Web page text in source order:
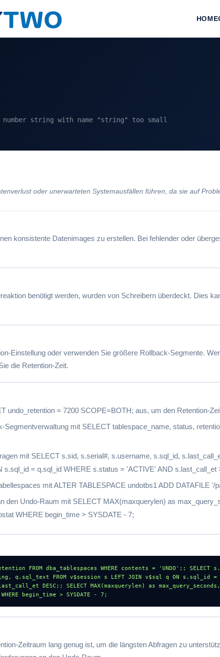
HOME
string with name "string" too small
oder unerwarteten Systemausfällen führen, da sie auf
konsistente Datenimages zu erstellen. Bei fehlender oder
benötigt werden, wurden von Schreibern überdeckt. Dies
Einstellung oder verwenden Sie größere Rollback-Segmente.
die Retention-Zeit.
undo_retention = 7200 SCOPE=BOTH; aus, um den Retention-
Segmentverwaltung mit SELECT tablespace_name, status,
mit SELECT s.sid, s.serial#, s.username, s.sql_id,
= q.sql_id WHERE s.status = 'ACTIVE' AND
mit ALTER TABLESPACE undotbs1 ADD DATAFILE
den Undo-Raum mit SELECT MAX(maxquerylen) as
WHERE begin_time > SYSDATE - 7;
FROM dba_tablespaces WHERE contents = 'UNDO';;
q.sql_text FROM v$session s LEFT JOIN v$sql q ON s.sql_id =
DESC;; SELECT MAX(maxquerylen) as
begin_time > SYSDATE - 7;
Zeitraum lang genug ist, um die längsten Abfragen zu